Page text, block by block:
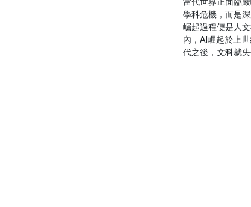
學科危機，而是
崛起過程便是人
內，AI崛起於上
代之後，文科就失